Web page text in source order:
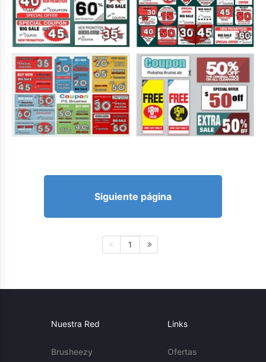
Siguiente página
1
Nuestra Red
Brusheezy
Links
Ofertas